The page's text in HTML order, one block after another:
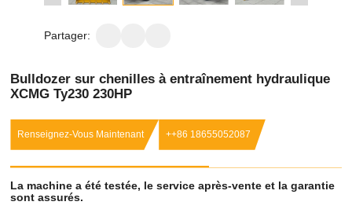
Partager:
Bulldozer sur chenilles à entraînement hydraulique
XCMG Ty230 230HP
Renseignez-Vous Maintenant ++86 18655052087
La machine a été testée, le service après-vente et la garantie
sont assurés.